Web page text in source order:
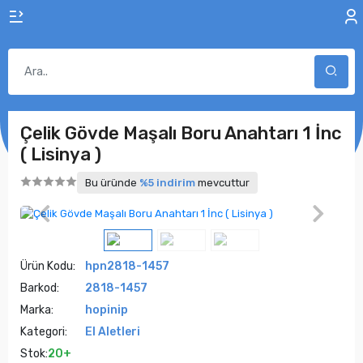
Çelik Gövde Maşalı Boru Anahtarı 1 İnc
( Lisinya )
Bu üründe %5 indirim mevcuttur
Ürün Kodu:
hpn2818-1457
Barkod:
2818-1457
Marka:
hopinip
Kategori:
El Aletleri
Stok:20+